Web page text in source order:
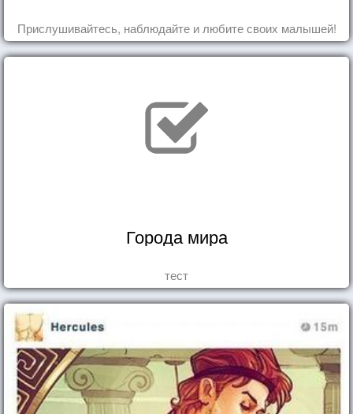
Прислушивайтесь, наблюдайте и любите своих малышей!
Города мира
тест